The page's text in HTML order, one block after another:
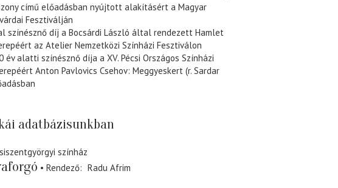
című előadásban nyújtott alakításért a Magyar
Fesztiválján
színésznő díj a Bocsárdi László által rendezett Hamlet
az Atelier Nemzetközi Színházi Fesztiválon
év alatti színésznő díja a XV. Pécsi Országos Színházi
Anton Pavlovics Csehov: Meggyeskert (r. Sardar
adatbázisunkban
színház
Rendező
Radu Afrim